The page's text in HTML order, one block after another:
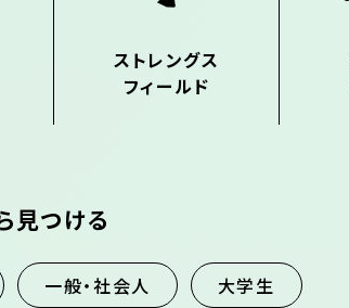
ストレングス
フィールド
見つける
一般・社会人 大学生